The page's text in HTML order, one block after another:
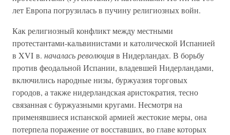
лет Европа погрузилась в пучину религиозных войн.
Как религиозный конфликт между местными
протестантами-кальвинистами и католической Испанией
в XVI в. началась революцияв Нидерландах. В борьбу
против феодальной Испании, владевшей Нидерландами,
включились народные низы, буржуазия торговых
городов, а также нидерландская аристократия, тесно
связанная с буржуазными кругами. Несмотря на
применявшиеся испанской армией жестокие меры, она
потерпела поражение от восставших, во главе которых